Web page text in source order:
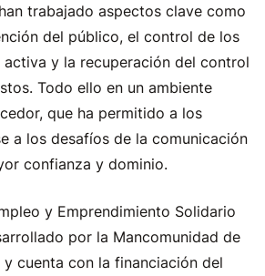
trabajado aspectos clave como
del público, el control de los
activa y la recuperación del control
Todo ello en un ambiente
que ha permitido a los
a los desafíos de la comunicación
confianza y dominio.
y Emprendimiento Solidario
por la Mancomunidad de
y cuenta con la financiación del